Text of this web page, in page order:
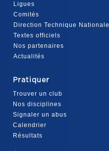
Ligues
Comités
Direction Technique Nationale
Textes officiels
Nos partenaires
Actualités
Pratiquer
Trouver un club
Nos disciplines
Signaler un abus
Calendrier
Résultats